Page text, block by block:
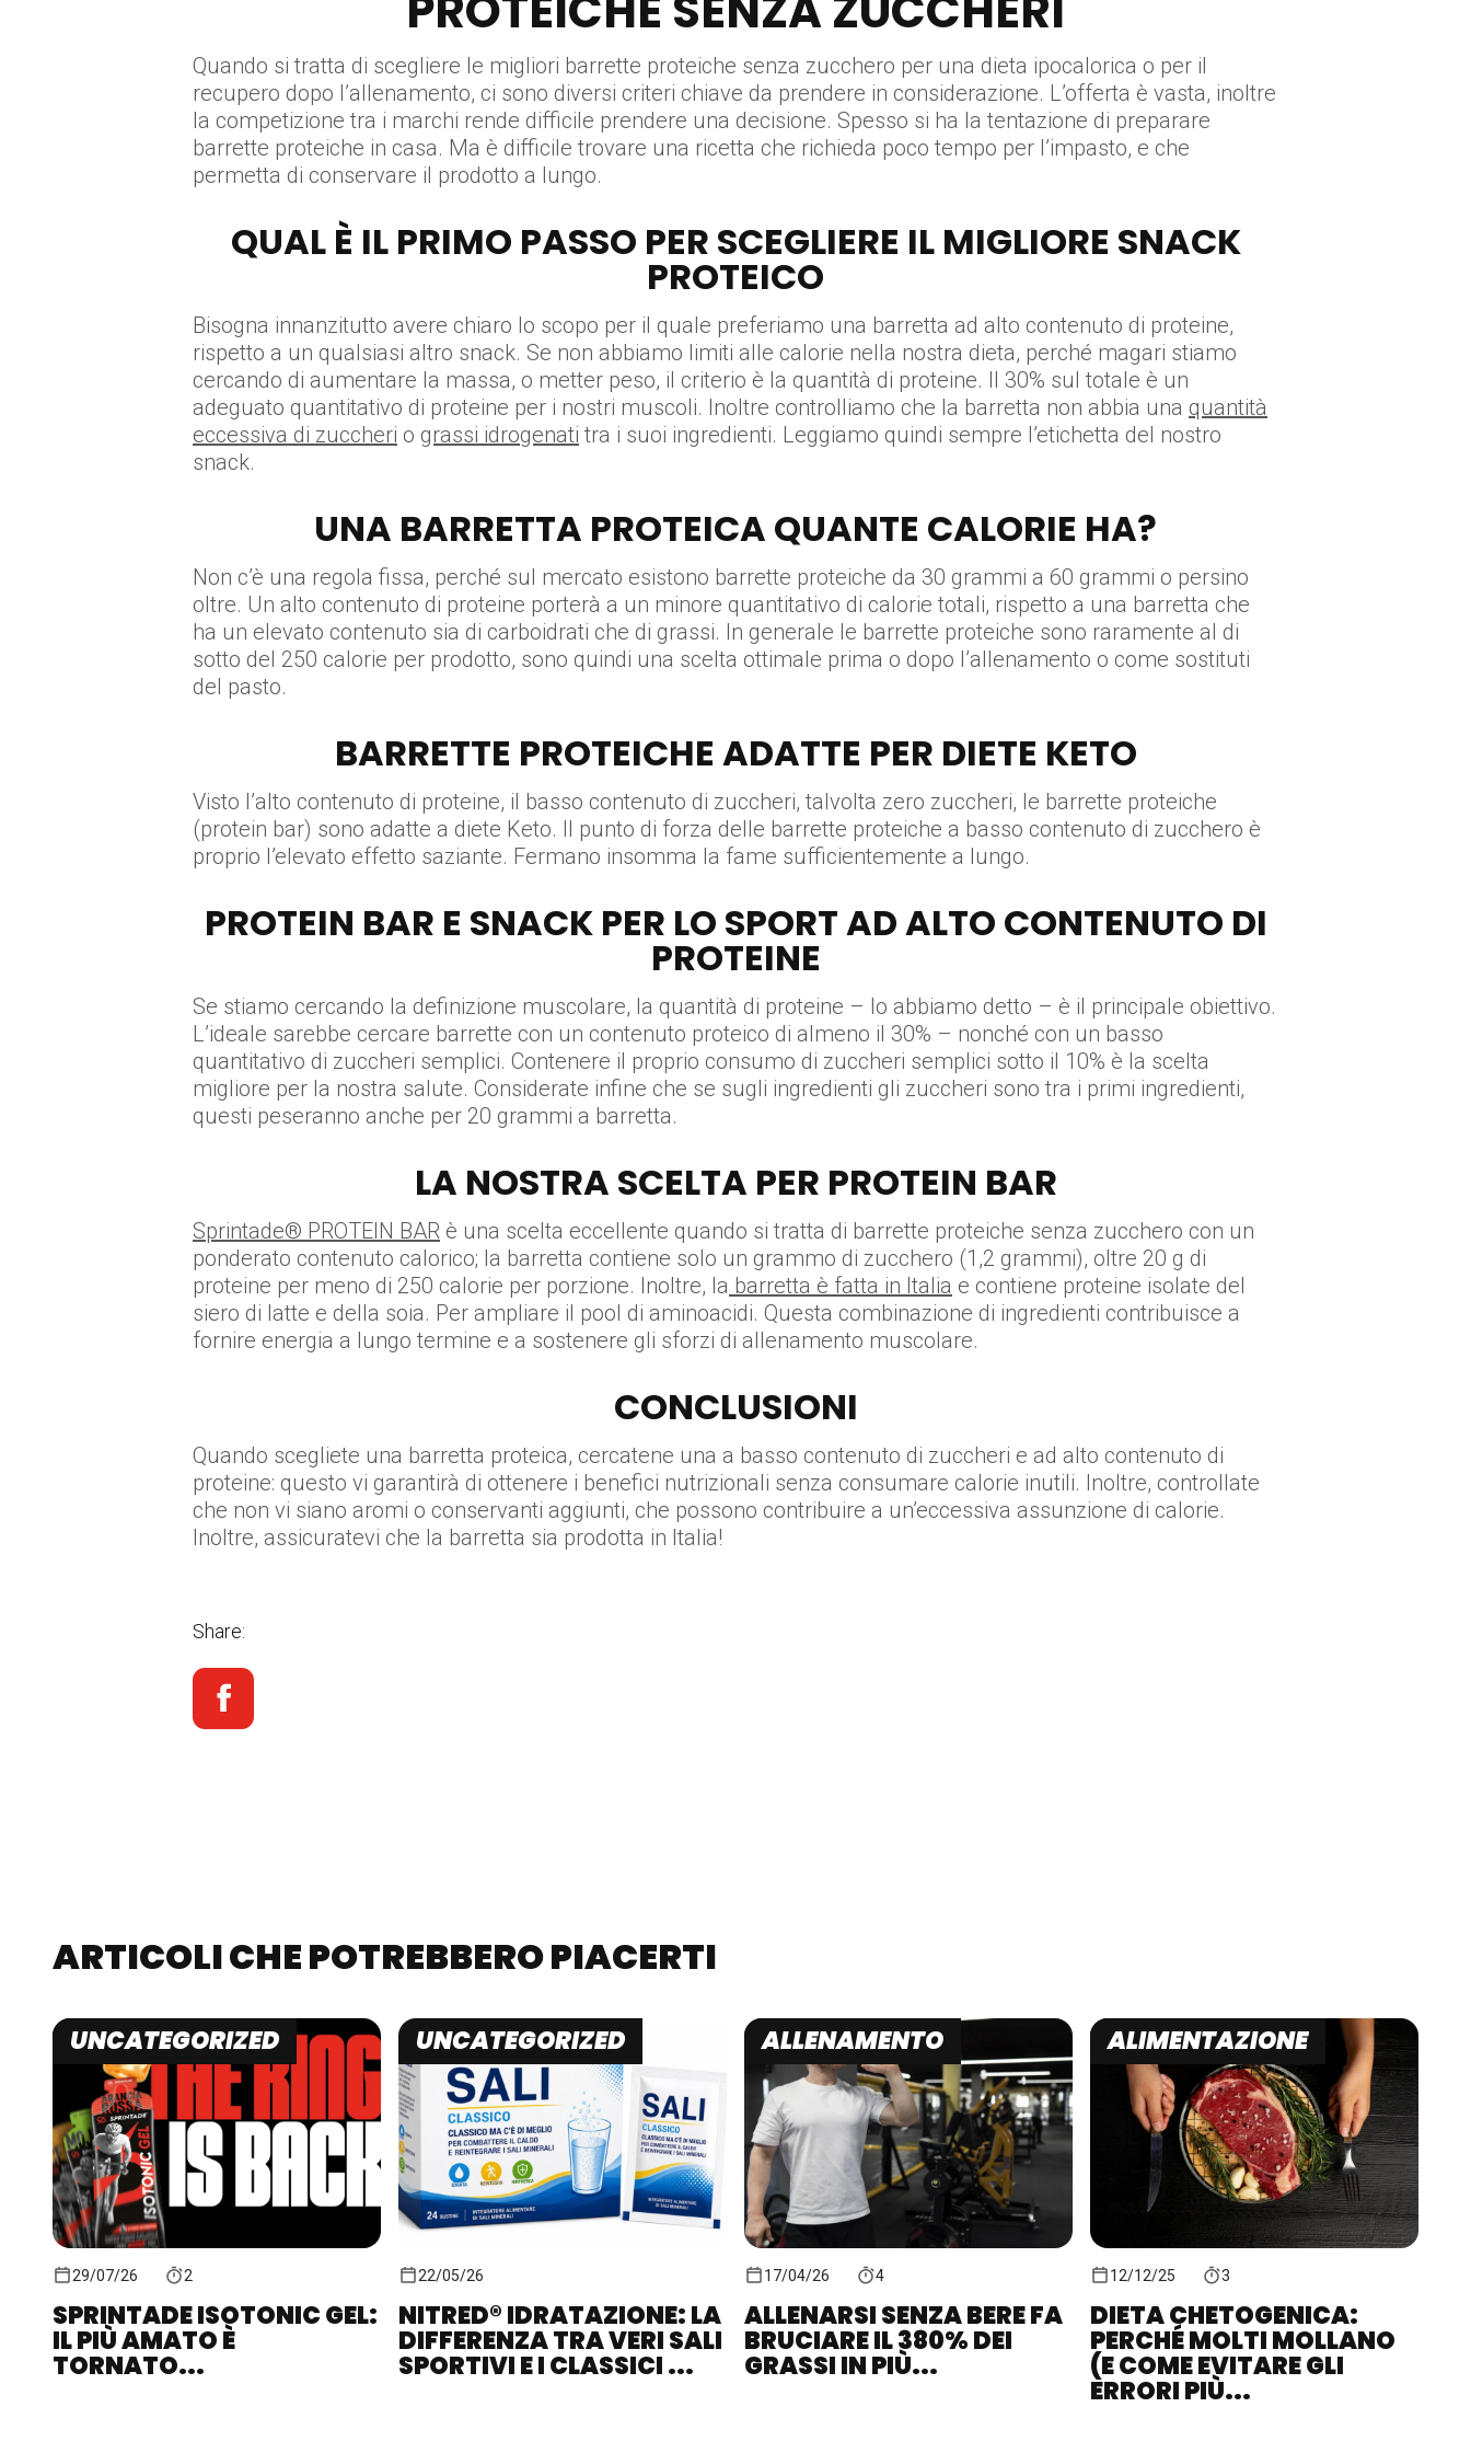
Quando si tratta di scegliere le migliori barrette proteiche senza zucchero per una dieta ipocalorica o per il
recupero dopo l’allenamento, ci sono diversi criteri chiave da prendere in considerazione. L’offerta è vasta, inoltre
la competizione tra i marchi rende difficile prendere una decisione. Spesso si ha la tentazione di preparare
barrette proteiche in casa. Ma è difficile trovare una ricetta che richieda poco tempo per l’impasto, e che
permetta di conservare il prodotto a lungo.
QUAL È IL PRIMO PASSO PER SCEGLIERE IL MIGLIORE SNACK
PROTEICO
Bisogna innanzitutto avere chiaro lo scopo per il quale preferiamo una barretta ad alto contenuto di proteine,
rispetto a un qualsiasi altro snack. Se non abbiamo limiti alle calorie nella nostra dieta, perché magari stiamo
cercando di aumentare la massa, o metter peso, il criterio è la quantità di proteine. Il 30% sul totale è un
adeguato quantitativo di proteine per i nostri muscoli. Inoltre controlliamo che la barretta non abbia una quantità
eccessiva di zuccheri o grassi idrogenati tra i suoi ingredienti. Leggiamo quindi sempre l’etichetta del nostro
snack.
UNA BARRETTA PROTEICA QUANTE CALORIE HA?
Non c’è una regola fissa, perché sul mercato esistono barrette proteiche da 30 grammi a 60 grammi o persino
oltre. Un alto contenuto di proteine porterà a un minore quantitativo di calorie totali, rispetto a una barretta che
ha un elevato contenuto sia di carboidrati che di grassi. In generale le barrette proteiche sono raramente al di
sotto del 250 calorie per prodotto, sono quindi una scelta ottimale prima o dopo l’allenamento o come sostituti
del pasto.
BARRETTE PROTEICHE ADATTE PER DIETE KETO
Visto l’alto contenuto di proteine, il basso contenuto di zuccheri, talvolta zero zuccheri, le barrette proteiche
(protein bar) sono adatte a diete Keto. Il punto di forza delle barrette proteiche a basso contenuto di zucchero è
proprio l’elevato effetto saziante. Fermano insomma la fame sufficientemente a lungo.
PROTEIN BAR E SNACK PER LO SPORT AD ALTO CONTENUTO DI
PROTEINE
Se stiamo cercando la definizione muscolare, la quantità di proteine – lo abbiamo detto – è il principale obiettivo.
L’ideale sarebbe cercare barrette con un contenuto proteico di almeno il 30% – nonché con un basso
quantitativo di zuccheri semplici. Contenere il proprio consumo di zuccheri semplici sotto il 10% è la scelta
migliore per la nostra salute. Considerate infine che se sugli ingredienti gli zuccheri sono tra i primi ingredienti,
questi peseranno anche per 20 grammi a barretta.
LA NOSTRA SCELTA PER PROTEIN BAR
Sprintade® PROTEIN BAR è una scelta eccellente quando si tratta di barrette proteiche senza zucchero con un
ponderato contenuto calorico; la barretta contiene solo un grammo di zucchero (1,2 grammi), oltre 20 g di
proteine per meno di 250 calorie per porzione. Inoltre, la barretta è fatta in Italia e contiene proteine isolate del
siero di latte e della soia. Per ampliare il pool di aminoacidi. Questa combinazione di ingredienti contribuisce a
fornire energia a lungo termine e a sostenere gli sforzi di allenamento muscolare.
CONCLUSIONI
Quando scegliete una barretta proteica, cercatene una a basso contenuto di zuccheri e ad alto contenuto di
proteine: questo vi garantirà di ottenere i benefici nutrizionali senza consumare calorie inutili. Inoltre, controllate
che non vi siano aromi o conservanti aggiunti, che possono contribuire a un’eccessiva assunzione di calorie.
Inoltre, assicuratevi che la barretta sia prodotta in Italia!
Share:
ARTICOLI CHE POTREBBERO PIACERTI
UNCATEGORIZED
29/07/26 2
SPRINTADE ISOTONIC GEL:
IL PIÙ AMATO È
TORNATO...
UNCATEGORIZED
22/05/26
NITRED® IDRATAZIONE: LA
DIFFERENZA TRA VERI SALI
SPORTIVI E I CLASSICI ...
ALLENAMENTO
17/04/26 4
ALLENARSI SENZA BERE FA
BRUCIARE IL 380% DEI
GRASSI IN PIÙ...
ALIMENTAZIONE
12/12/25 3
DIETA CHETOGENICA:
PERCHÉ MOLTI MOLLANO
(E COME EVITARE GLI
ERRORI PIÙ...